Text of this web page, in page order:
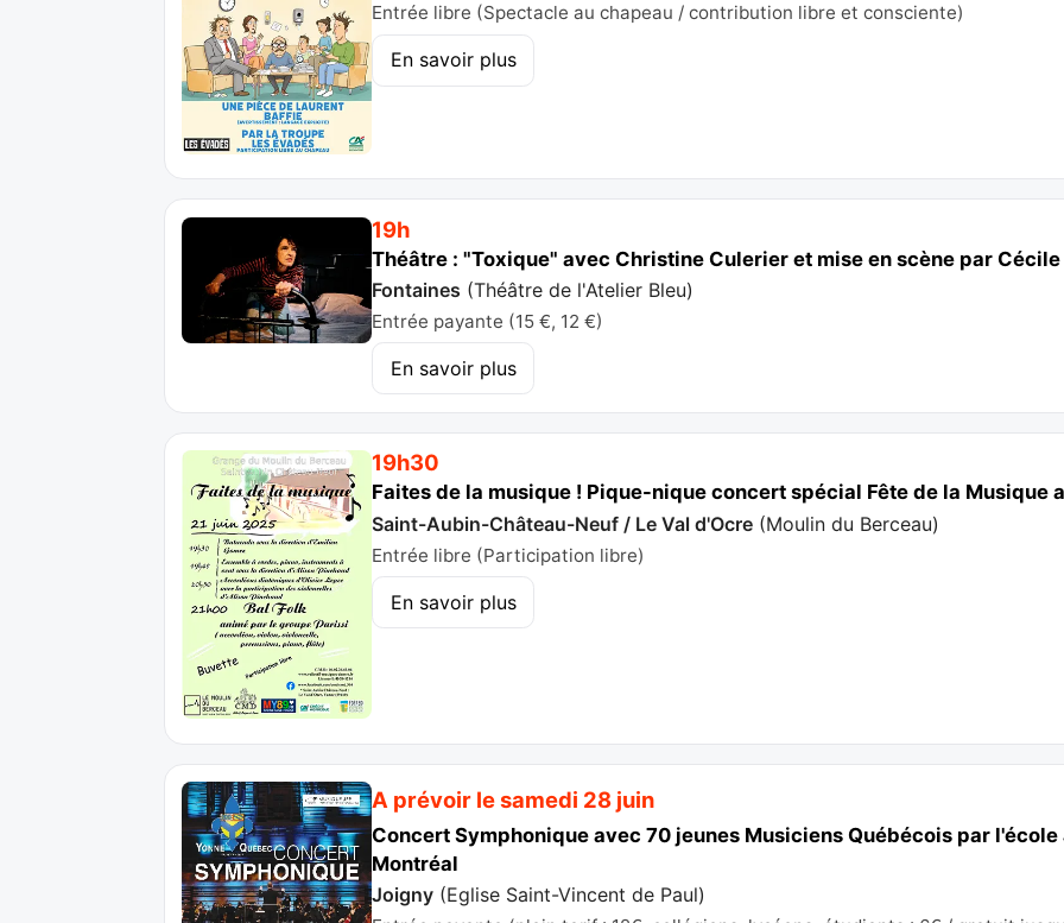
Entrée libre (Spectacle au chapeau / contribution libre et consciente)
En savoir plus
19h
Théâtre : "Toxique" avec Christine Culerier et mise en scène par Cécile
Fontaines (Théâtre de l'Atelier Bleu)
Entrée payante (15 €, 12 €)
En savoir plus
19h30
Faites de la musique ! Pique-nique concert spécial Fête de la Musique
Saint-Aubin-Château-Neuf / Le Val d'Ocre (Moulin du Berceau)
Entrée libre (Participation libre)
En savoir plus
A prévoir le samedi 28 juin
Concert Symphonique avec 70 jeunes Musiciens Québécois par
Montréal
Joigny (Eglise Saint-Vincent de Paul)